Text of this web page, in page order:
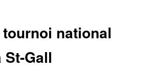
national
Gall